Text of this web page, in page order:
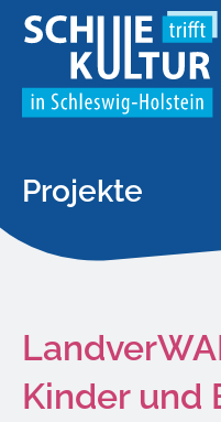
Projekte
Kinder und